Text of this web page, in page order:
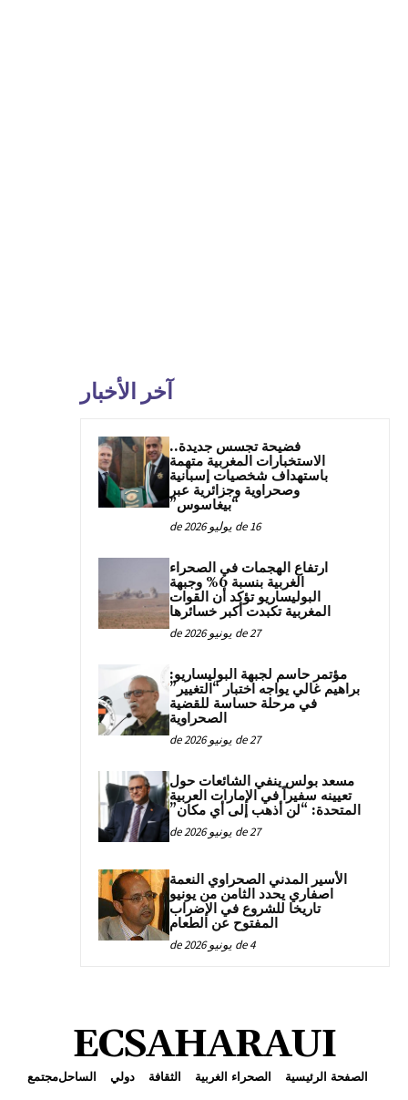
آخر الأخبار
فضيحة تجسس جديدة..
الاستخبارات المغربية متهمة
باستهداف شخصيات إسبانية
وصحراوية وجزائرية عبر
“بيغاسوس”
16 de يوليو de 2026
ارتفاع الهجمات في الصحراء
الغربية بنسبة 6% وجبهة
البوليساريو تؤكد أن القوات
المغربية تكبدت أكبر خسائرها
27 de يونيو de 2026
مؤتمر حاسم لجبهة البوليساريو:
براهيم غالي يواجه اختبار “التغيير”
في مرحلة حساسة للقضية
الصحراوية
27 de يونيو de 2026
مسعد بولس ينفي الشائعات حول
تعيينه سفيراً في الإمارات العربية
المتحدة: “لن أذهب إلى أي مكان”
27 de يونيو de 2026
الأسير المدني الصحراوي النعمة
اصفاري يحدد الثامن من يونيو
تاريخا للشروع في الإضراب
المفتوح عن الطعام
4 de يونيو de 2026
ECSAHARAUI
الصفحة الرئيسية الصحراء الغربية الثقافة دولي الساحلمجتمع